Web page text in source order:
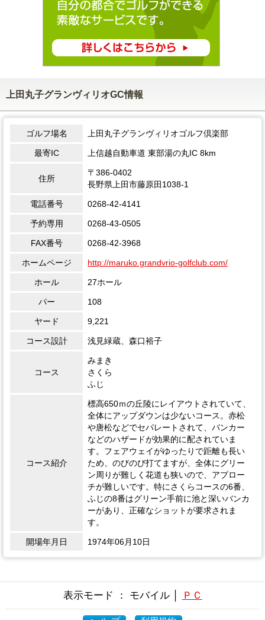
上田丸子グランヴィリオGC情報
ゴルフ場名 上田丸子グランヴィリオゴルフ倶楽部
最寄IC 上信越自動車道 東部湯の丸IC 8km
住所
〒386-0402
長野県上田市藤原田1038-1
電話番号 0268-42-4141
予約専用 0268-43-0505
FAX番号 0268-42-3968
ホームページ http://maruko.grandvrio-golfclub.com/
ホール 27ホール
パー 108
ヤード 9,221
コース設計 浅見緑蔵、森口裕子
コース
みまき
さくら
ふじ
コース紹介
標高650ｍの丘陵にレイアウトされていて、
全体にアップダウンは少ないコース。赤松
や唐松などでセパレートされて、バンカー
などのハザードが効果的に配されていま
す。フェアウェイがゆったりで距離も長い
ため、のびのび打てますが、全体にグリー
ン周りが難しく花道も狭いので、アプロー
チが難しいです。特にさくらコースの6番、
ふじの8番はグリーン手前に池と深いバンカ
ーがあり、正確なショットが要求されま
す。
開場年月日 1974年06月10日
表示モード ： モバイル │ ＰＣ